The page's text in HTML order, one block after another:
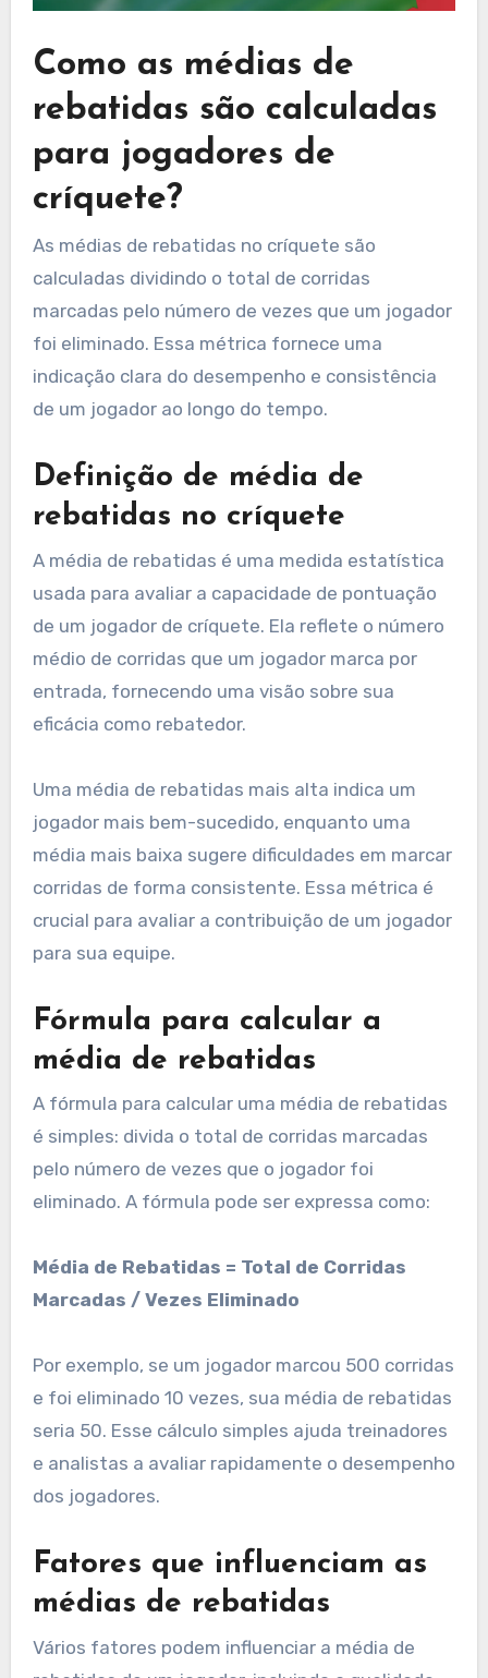
Como as médias de
rebatidas são calculadas
para jogadores de
críquete?
As médias de rebatidas no críquete são
calculadas dividindo o total de corridas
marcadas pelo número de vezes que um jogador
foi eliminado. Essa métrica fornece uma
indicação clara do desempenho e consistência
de um jogador ao longo do tempo.
Definição de média de
rebatidas no críquete
A média de rebatidas é uma medida estatística
usada para avaliar a capacidade de pontuação
de um jogador de críquete. Ela reflete o número
médio de corridas que um jogador marca por
entrada, fornecendo uma visão sobre sua
eficácia como rebatedor.
Uma média de rebatidas mais alta indica um
jogador mais bem-sucedido, enquanto uma
média mais baixa sugere dificuldades em marcar
corridas de forma consistente. Essa métrica é
crucial para avaliar a contribuição de um jogador
para sua equipe.
Fórmula para calcular a
média de rebatidas
A fórmula para calcular uma média de rebatidas
é simples: divida o total de corridas marcadas
pelo número de vezes que o jogador foi
eliminado. A fórmula pode ser expressa como:
Média de Rebatidas = Total de Corridas
Marcadas / Vezes Eliminado
Por exemplo, se um jogador marcou 500 corridas
e foi eliminado 10 vezes, sua média de rebatidas
seria 50. Esse cálculo simples ajuda treinadores
e analistas a avaliar rapidamente o desempenho
dos jogadores.
Fatores que influenciam as
médias de rebatidas
Vários fatores podem influenciar a média de